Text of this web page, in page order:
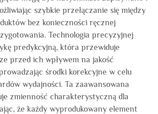
szybkie przełączanie się między
bez konieczności ręcznej
Technologia precyzyjnej
predykcyjną, która przewiduje
przed ich wpływem na jakość
środki korekcyjne w celu
wydajności. Ta zaawansowana
zmienność charakterystyczną dla
że każdy wyprodukowany element